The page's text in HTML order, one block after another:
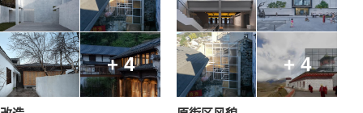
+ 4 + 4